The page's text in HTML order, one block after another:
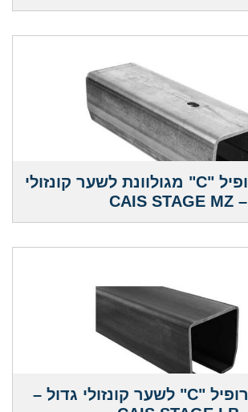
מסילה בפרופיל "C" מגולוונת לשער קונזולי
– CAIS STAGE MZ
מסילה בפרופיל "C" לשער קונזולי גדול –